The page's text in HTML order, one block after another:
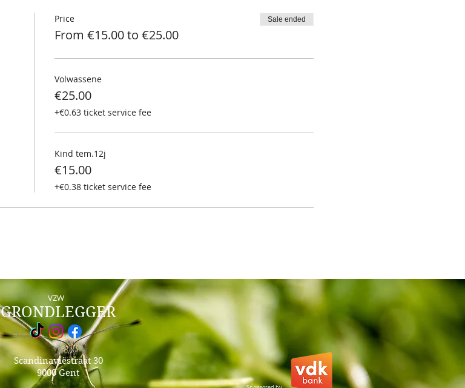
Price
From €15.00 to €25.00
Sale ended
Volwassene
€25.00
+€0.63 ticket service fee
Kind tem.12j
€15.00
+€0.38 ticket service fee
VZW
GRONDLEGGER
Scandinaviëstraat 30
9000 Gent